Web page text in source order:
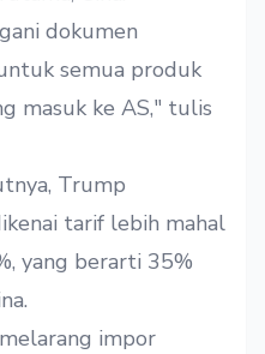
dokumen
semua produk
masuk ke AS," tulis
Trump
tarif lebih mahal
yang berarti 35%
impor